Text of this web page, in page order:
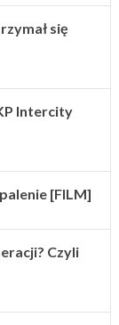
się
Intercity
[FILM]
Czyli